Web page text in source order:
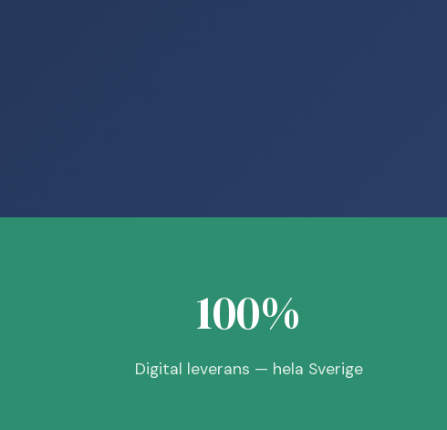
100%
Digital leverans — hela Sverige